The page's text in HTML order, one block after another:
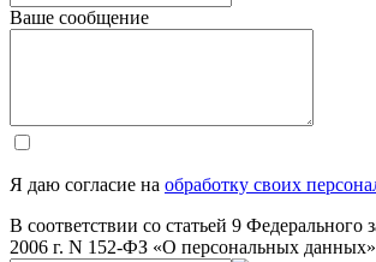
Ваше сообщение
Я даю согласие на обработку своих
В соответствии со статьей 9 Федерального
2006 г. N 152-ФЗ «О персональных данных»